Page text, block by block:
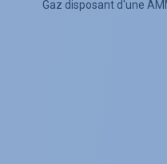
Gaz disposant d'une